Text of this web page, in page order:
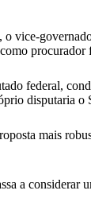
vice-
federal,
disputaria o
mais
a